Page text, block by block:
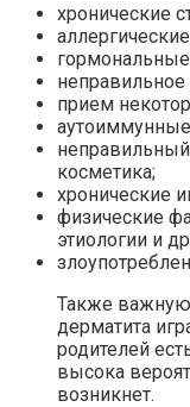
хронические
неправильное
прием
косметика;
хронические
физические
этиологии и
Также
дерматита
родителей
высока
возникнет.